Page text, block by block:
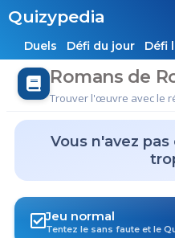
Quizypedia
Duels
Défi du jour Défi
Romans de
Trouver l'œuvre avec le
Vous n'avez
Jeu normal
Tentez le sans faute et le